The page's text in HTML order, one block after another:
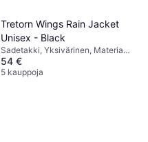
Tretorn Wings Rain Jacket
Unisex - Black
Sadetakki, Yksivärinen, Materiaali:
Polyuretaani, Polyesteri, Huppu,
Taskut, Tuulenpitävä, Vedenpitävä
54 €
5 kauppoja